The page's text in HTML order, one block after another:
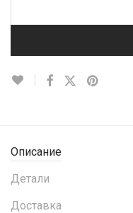
Описание
Детали
Доставка